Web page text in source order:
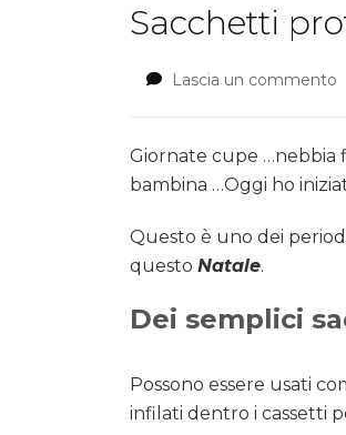
Sacchetti
Lascia un commento
Giornate cupe …nebbia
bambina …Oggi ho
Questo è uno dei
questo Natale.
Dei semplici
Possono essere usati
infilati dentro i cassetti